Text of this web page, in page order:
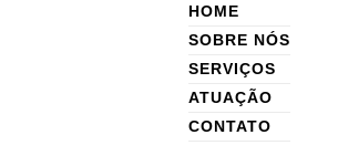
HOME
SOBRE NÓS
SERVIÇOS
ATUAÇÃO
CONTATO